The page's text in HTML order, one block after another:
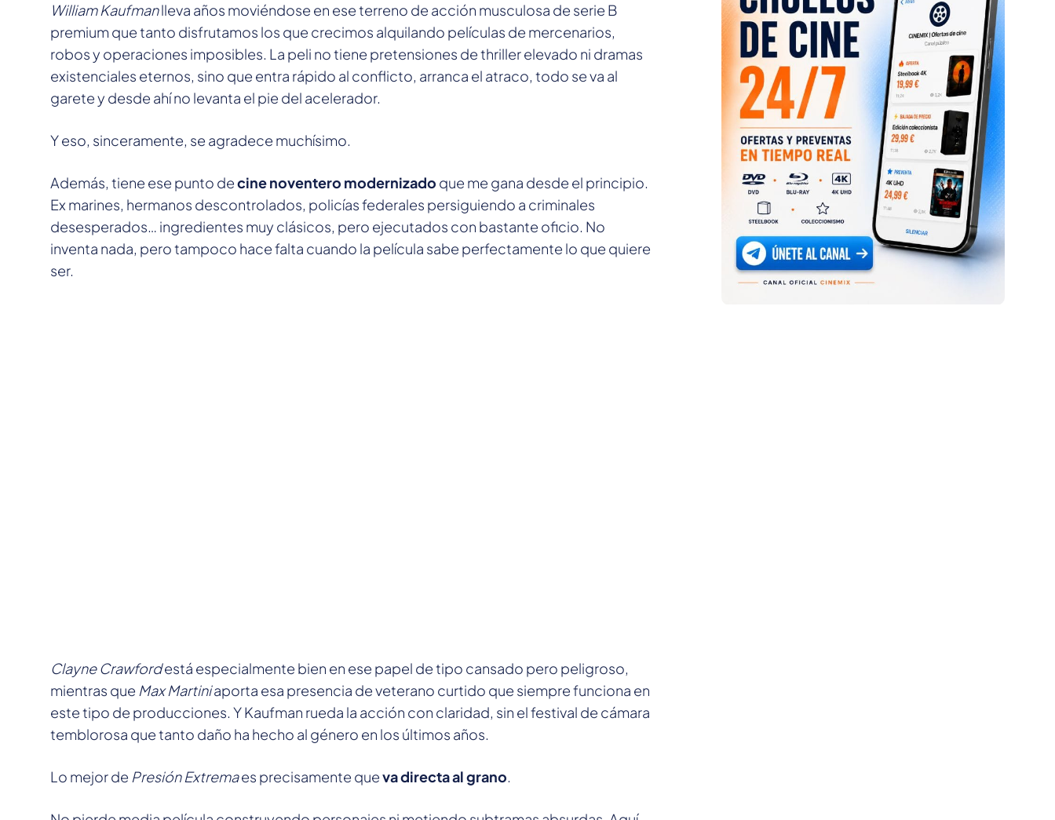
William Kaufmanlleva años moviéndose en ese terreno de acción musculosa de serie B
premium que tanto disfrutamos los que crecimos alquilando películas de mercenarios,
robos y operaciones imposibles. La peli no tiene pretensiones de thriller elevado ni dramas
existenciales eternos, sino que entra rápido al conflicto, arranca el atraco, todo se va al
garete y desde ahí no levanta el pie del acelerador.
Y eso, sinceramente, se agradece muchísimo.
Además, tiene ese punto decine noventero modernizado que me gana desde el principio.
Ex marines, hermanos descontrolados, policías federales persiguiendo a criminales
desesperados… ingredientes muy clásicos, pero ejecutados con bastante oficio. No
inventa nada, pero tampoco hace falta cuando la película sabe perfectamente lo que quiere
ser.
Clayne Crawfordestá especialmente bien en ese papel de tipo cansado pero peligroso,
mientras que Max Martiniaporta esa presencia de veterano curtido que siempre funciona en
este tipo de producciones. Y Kaufman rueda la acción con claridad, sin el festival de cámara
temblorosa que tanto daño ha hecho al género en los últimos años.
Lo mejor de Presión Extremaes precisamente queva directa al grano.